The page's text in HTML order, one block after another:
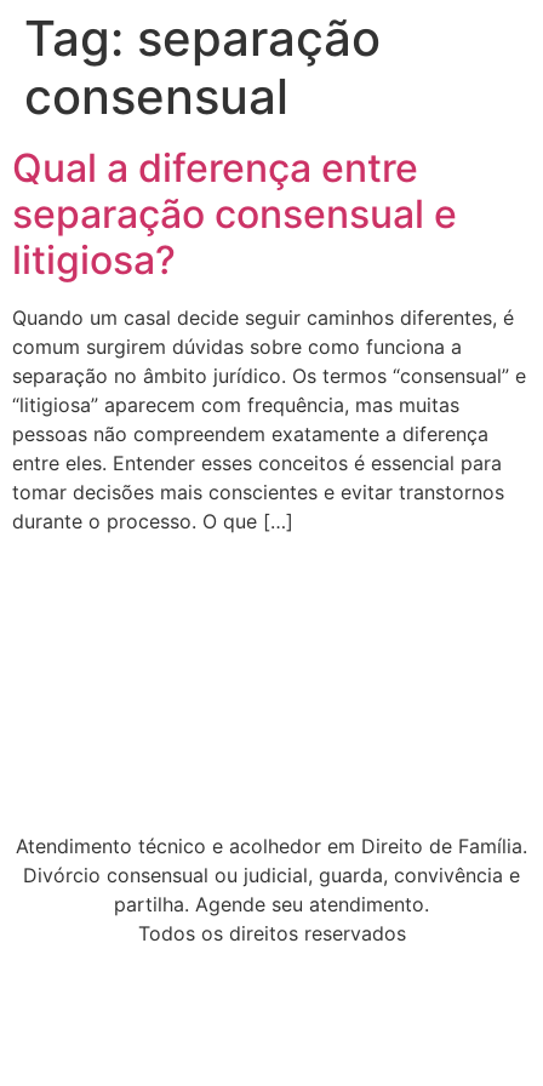
Tag: separação
consensual
Qual a diferença entre
separação consensual e
litigiosa?
Quando um casal decide seguir caminhos diferentes, é
comum surgirem dúvidas sobre como funciona a
separação no âmbito jurídico. Os termos “consensual” e
“litigiosa” aparecem com frequência, mas muitas
pessoas não compreendem exatamente a diferença
entre eles. Entender esses conceitos é essencial para
tomar decisões mais conscientes e evitar transtornos
durante o processo. O que […]
Atendimento técnico e acolhedor em Direito de Família.
Divórcio consensual ou judicial, guarda, convivência e
partilha. Agende seu atendimento.
Todos os direitos reservados